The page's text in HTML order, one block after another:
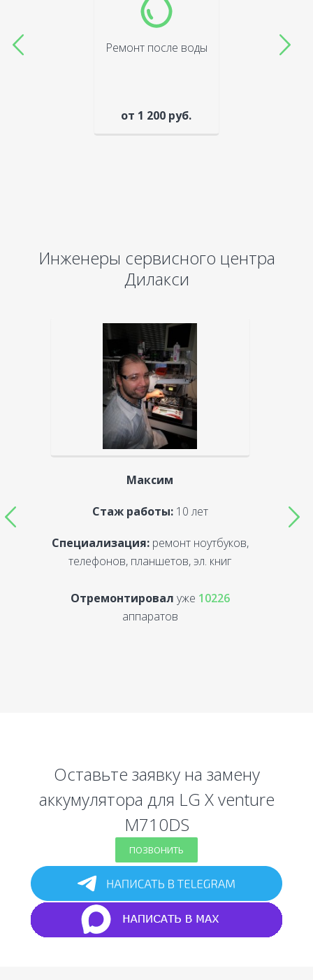
Ремонт после воды
от 1 200 руб.
Инженеры сервисного центра
Дилакси
Максим
Стаж работы:10 лет
Специализация:ремонт ноутбуков,
телефонов, планшетов, эл. книг
Отремонтировал уже 10226
аппаратов
Оставьте заявку на замену
аккумулятора для LG X venture
M710DS
ПОЗВОНИТЬ